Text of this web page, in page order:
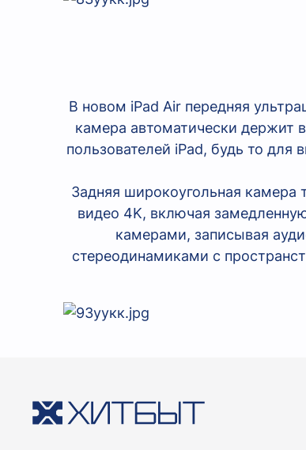
В новом iPad Air передняя
камера автоматически держит
пользователей iPad, будь то
Задняя широкоугольная камера
видео 4K, включая
камерами, записывая
стереодинамиками с